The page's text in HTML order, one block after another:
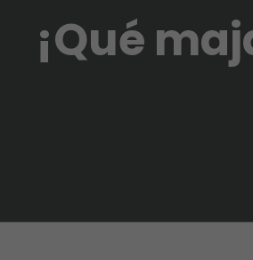
¡Qué